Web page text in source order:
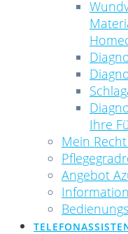
Ihre
Mein
Angebot